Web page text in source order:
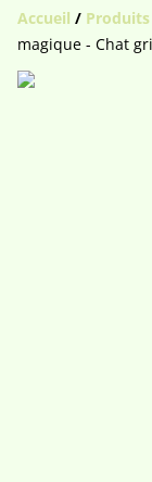
Accueil / Produits
magique - Chat